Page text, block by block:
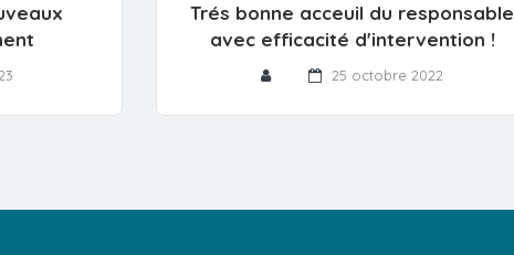
Trés bonne acceuil du responsable
avec efficacité d'intervention !
25 octobre 2022